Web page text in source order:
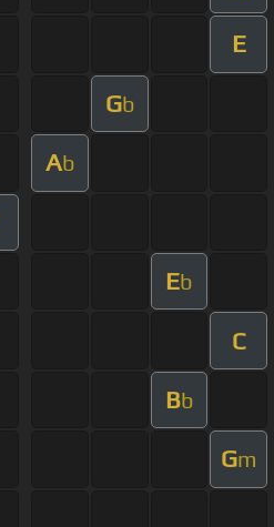
E
Gb
Ab
Eb
C
Bb
Gm